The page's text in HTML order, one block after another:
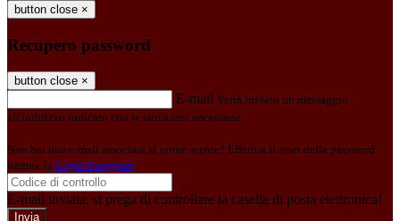
button close ×
Recupero password
button close ×
E-mail Verrà inviato un messaggio
all'indirizzo indicato con le istruzioni necessarie.
Non hai una e-mail associata al nome utente? Effettua il reset della password
tramite la Login Spaggiari
E-mail inviata, si prega di controllare la casella di posta elettronica!